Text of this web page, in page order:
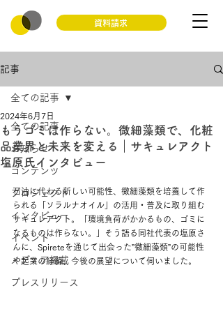
資料請求
記事
全ての記事
お知らせ
コンテンツ
プロジェクト
インタビュー
イベント
メディア掲載
プレスリリース
全ての記事
もうゴミは作らない。微細藻類で、化粧
品業界と未来を変える｜サキュレアクト
塩原氏インタビュー
2024年6月7日
石油に代わる新しい可能性、微細藻類を培養して作
られる「ソラルナオイル」の活用・普及に取り組む
サキュレアクト。「環境負荷がかかるもの、ゴミに
なるものは作らない。」そう語る同社代表の塩原さ
んに、Spireteを通じて出会った”微細藻類”の可能性
や起業の経緯、今後の展望について伺いました。